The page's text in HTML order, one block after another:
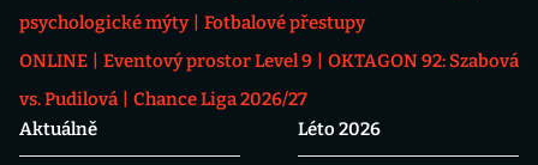
psychologické mýty
Fotbalové přestupy
ONLINE
Eventový prostor Level 9
OKTAGON 92: Szabová
vs. Pudilová
Chance Liga 2026/27
Aktuálně
Léto 2026